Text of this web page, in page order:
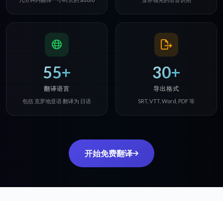
55+
翻译语言
包括 克罗地亚语 翻译为 日语
30+
导出格式
SRT, VTT, Word, PDF 等
开始免费翻译